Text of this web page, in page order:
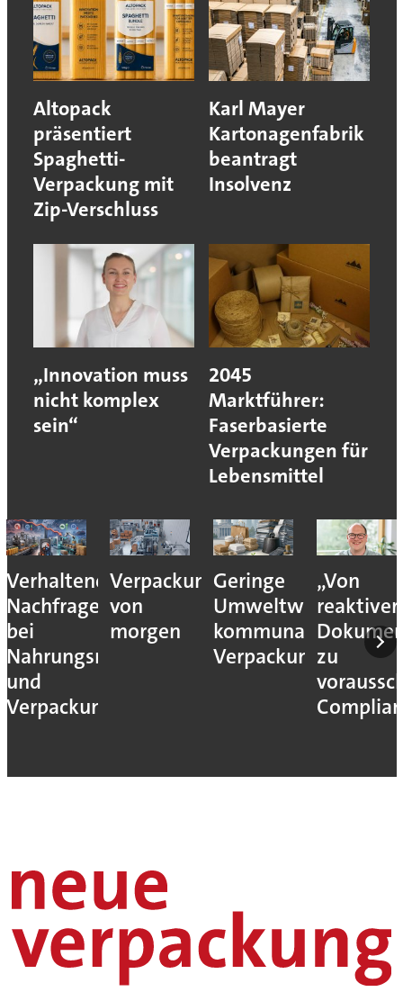
Altopack
präsentiert
Spaghetti-
Verpackung mit
Zip-Verschluss
Karl Mayer
Kartonagenfabrik
beantragt
Insolvenz
„Innovation muss
nicht komplex
sein“
2045
Marktführer:
Faserbasierte
Verpackungen für
Lebensmittel
Verhaltene
Nachfrage
bei
Nahrungsmittel-
und
Verpackungsmaschinen
Verpackungslogistik
von
morgen
Geringe
Umweltwirkung
kommunaler
Verpackungssteuern
„Von
reaktiver
zu